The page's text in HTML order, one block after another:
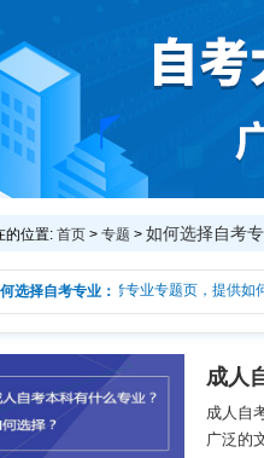
的位置: 首页 > 专题 > 如何选择自考
选择自考专业：
是如何选择自考专业专题页，提供如何
成人
成人自
广泛的